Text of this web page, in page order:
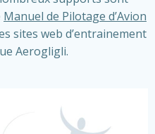
Manuel de Pilotage d’Avion
sites web d’entrainement
Aerogligli.